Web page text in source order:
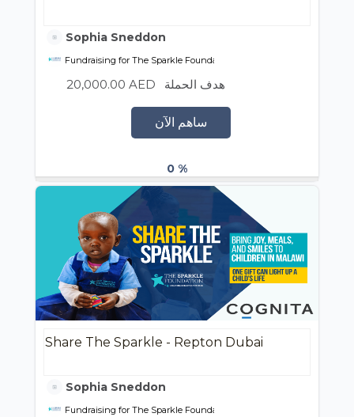
Sophia Sneddon
Fundraising for The Sparkle Foundation
هدف الحملة 20,000.00 AED
ساهم الآن
0 %
Share The Sparkle - Repton Dubai
Sophia Sneddon
Fundraising for The Sparkle Foundation